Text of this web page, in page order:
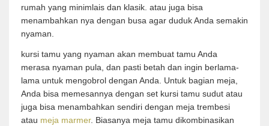
rumah yang minimlais dan klasik. atau juga bisa
menambahkan nya dengan busa agar duduk Anda semakin
nyaman.
kursi tamu yang nyaman akan membuat tamu Anda
merasa nyaman pula, dan pasti betah dan ingin berlama-
lama untuk mengobrol dengan Anda. Untuk bagian meja,
Anda bisa memesannya dengan set kursi tamu sudut atau
juga bisa menambahkan sendiri dengan meja trembesi
atau meja marmer. Biasanya meja tamu dikombinasikan